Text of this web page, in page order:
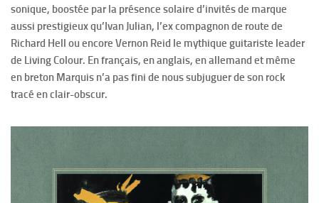
sonique, boostée par la présence solaire d’invités de marque
aussi prestigieux qu’Ivan Julian, l’ex compagnon de route de
Richard Hell ou encore Vernon Reid le mythique guitariste leader
de Living Colour. En français, en anglais, en allemand et même
en breton Marquis n’a pas fini de nous subjuguer de son rock
tracé en clair-obscur.